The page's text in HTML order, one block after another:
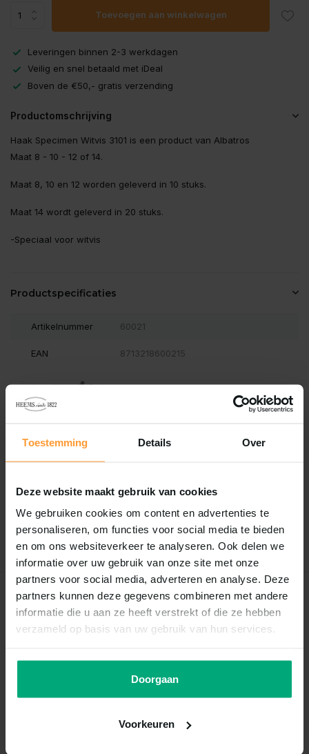
Toestemming Details Over
Deze website maakt gebruik van cookies
We gebruiken cookies om content en advertenties te
personaliseren, om functies voor social media te bieden
en om ons websiteverkeer te analyseren. Ook delen we
informatie over uw gebruik van onze site met onze
partners voor social media, adverteren en analyse. Deze
partners kunnen deze gegevens combineren met andere
informatie die u aan ze heeft verstrekt of die ze hebben
verzameld op basis van uw gebruik van hun services.
Doorgaan
Voorkeuren
Toevoegen aan winkelwagen
Leveringen binnen 2-3 werkdagen
Veilig en snel betaald met iDeal
Boven de €50,- gratis verzending
Productomschrijving
Haak Specimen Witvis 3101 is een product van Albatros
Maat 8 - 10 - 12 of 14.
Maat 8, 10 en 12 worden geleverd in 10 stuks.
Maat 14 wordt geleverd in 20 stuks.
-Speciaal voor witvis
Productspecificaties
Artikelnummer 60021
EAN 8713218600215
Vergelijk Delen
Reviews
Er zijn nog geen reviews geschreven over dit product..
Schrijf je eigen review
Recent bekeken